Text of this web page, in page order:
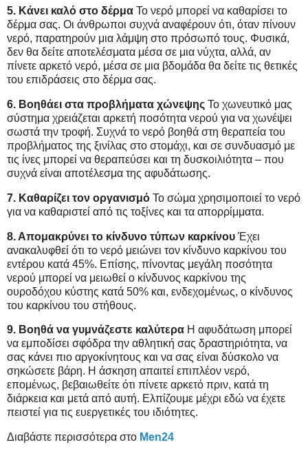
5. Κάνει καλό στο δέρμα Το νερό μπορεί να καθαρίσει το
δέρμα σας. Οι άνθρωποι συχνά αναφέρουν ότι, όταν πίνουν
νερό, παρατηρούν μια λάμψη στο πρόσωπό τους. Φυσικά,
δεν θα δείτε αποτελέσματα μέσα σε μια νύχτα, αλλά, αν
πίνετε αρκετό νερό, μέσα σε μια βδομάδα θα δείτε τις θετικές
του επιδράσεις στο δέρμα σας.
6. Βοηθάει στα προβλήματα χώνεψης Το χωνευτικό μας
σύστημα χρειάζεται αρκετή ποσότητα νερού για να χωνέψει
σωστά την τροφή. Συχνά το νερό βοηθά στη θεραπεία του
προβλήματος της ξινίλας στο στομάχι, και σε συνδυασμό με
τις ίνες μπορεί να θεραπεύσει και τη δυσκοιλιότητα – που
συχνά είναι αποτέλεσμα της αφυδάτωσης.
7. Καθαρίζει τον οργανισμό Το σώμα χρησιμοποιεί το νερό
για να καθαριστεί από τις τοξίνες και τα απορρίμματα.
8. Απομακρύνει το κίνδυνο τύπων καρκίνου Έχει
ανακαλυφθεί ότι το νερό μειώνει τον κίνδυνο καρκίνου του
εντέρου κατά 45%. Επίσης, πίνοντας μεγάλη ποσότητα
νερού μπορεί να μειωθεί ο κίνδυνος καρκίνου της
ουροδόχου κύστης κατά 50% και, ενδεχομένως, ο κίνδυνος
του καρκίνου του στήθους.
9. Βοηθά να γυμνάζεστε καλύτερα Η αφυδάτωση μπορεί
να εμποδίσει σφόδρα την αθλητική σας δραστηριότητα, να
σας κάνει πιο αργοκίνητους και να σας είναι δύσκολο να
σηκώσετε βάρη. Η άσκηση απαιτεί επιπλέον νερό,
επομένως, βεβαιωθείτε ότι πίνετε αρκετό πριν, κατά τη
διάρκεια και μετά από αυτή. Ελπίζουμε μέχρι εδώ να έχετε
πειστεί για τις ευεργετικές του ιδιότητες.
Διαβάστε περισσότερα στο Men24